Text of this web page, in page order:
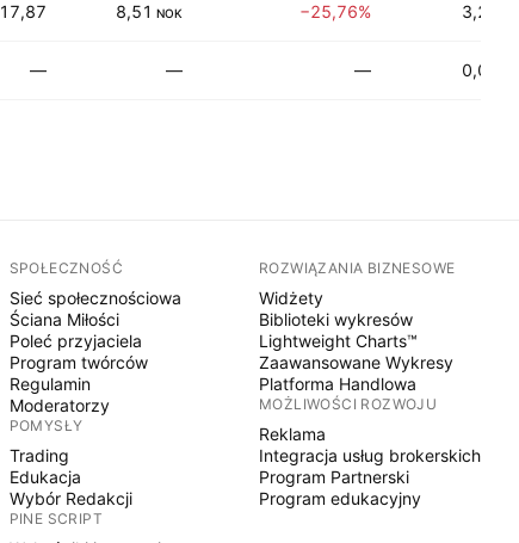
17,87 8,51 NOK −25,76% 3,29%
— — — 0,00%
SPOŁECZNOŚĆ
Sieć społecznościowa
Ściana Miłości
Poleć przyjaciela
Program twórców
Regulamin
Moderatorzy
POMYSŁY
Trading
Edukacja
Wybór Redakcji
PINE SCRIPT
ROZWIĄZANIA BIZNESOWE
Widżety
Biblioteki wykresów
Lightweight Charts™
Zaawansowane Wykresy
Platforma Handlowa
MOŻLIWOŚCI ROZWOJU
Reklama
Integracja usług brokerskich
Program Partnerski
Program edukacyjny